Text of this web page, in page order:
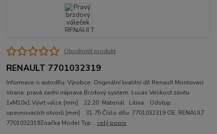
Ohodnotit produkt
RENAULT 7701032319
Informace o autodílu: Výrobce: Originální kvalitní díl Renault Montovací
strana: pravá zadní náprava Brzdový system: Lucas Velikost závitu
1xM10x1 Vývrt válce [mm] 22.20 Materiál Litina Odstup
upevnovacích otvorů [mm] 31.75 Číslo dílu: 7701032319 OE: RENAULT
7701032319Značka Model Typ... celý popis